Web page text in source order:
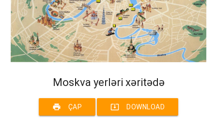
Moskva yerləri xəritədə
print ÇAP system_update_alt DOWNLOAD